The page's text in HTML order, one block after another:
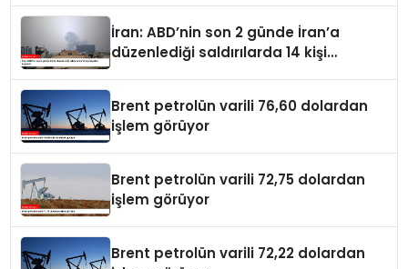
İran: ABD’nin son 2 günde İran’a
düzenlediği saldırılarda 14 kişi
Brent petrolün varili 76,60 dolardan
işlem görüyor
Brent petrolün varili 72,75 dolardan
işlem görüyor
Brent petrolün varili 72,22 dolardan